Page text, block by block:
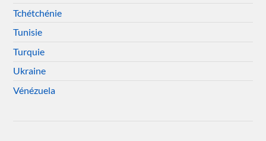
Tchétchénie
Tunisie
Turquie
Ukraine
Vénézuela